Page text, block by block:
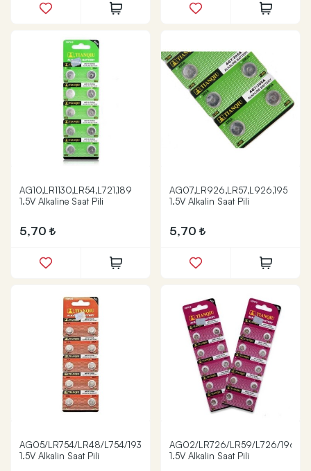
AG10,LR1130,LR54,L721,189
1.5V Alkaline Saat Pili
5,70
AG07,LR926,LR57,L926,195
1.5V Alkalin Saat Pili
5,70
AG05/LR754/LR48/L754/193
1.5V Alkalin Saat Pili
AG02/LR726/LR59/L726/196
1.5V Alkalin Saat Pili